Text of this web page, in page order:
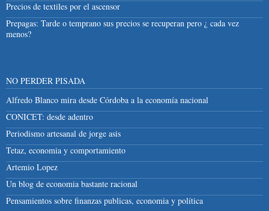
Precios de textiles por el ascensor
Prepagas: Tarde o temprano sus precios se recuperan pero ¿ cada vez
menos?
NO PERDER PISADA
Alfredo Blanco mira desde Córdoba a la economía nacional
CONICET: desde adentro
Periodismo artesanal de jorge asis
Tetaz, economia y comportamiento
Artemio Lopez
Un blog de economia bastante racional
Pensamientos sobre finanzas publicas, economia y política